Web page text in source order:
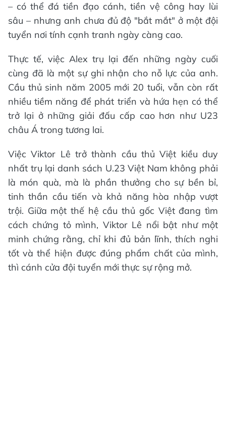
– có thể đá tiền đạo cánh, tiền vệ công hay lùi
sâu – nhưng anh chưa đủ độ "bắt mắt" ở một đội
tuyển nơi tính cạnh tranh ngày càng cao.
Thực tế, việc Alex trụ lại đến những ngày cuối
cùng đã là một sự ghi nhận cho nỗ lực của anh.
Cầu thủ sinh năm 2005 mới 20 tuổi, vẫn còn rất
nhiều tiềm năng để phát triển và hứa hẹn có thể
trở lại ở những giải đấu cấp cao hơn như U23
châu Á trong tương lai.
Việc Viktor Lê trở thành cầu thủ Việt kiều duy
nhất trụ lại danh sách U.23 Việt Nam không phải
là món quà, mà là phần thưởng cho sự bền bỉ,
tinh thần cầu tiến và khả năng hòa nhập vượt
trội. Giữa một thế hệ cầu thủ gốc Việt đang tìm
cách chứng tỏ mình, Viktor Lê nổi bật như một
minh chứng rằng, chỉ khi đủ bản lĩnh, thích nghi
tốt và thể hiện được đúng phẩm chất của mình,
thì cánh cửa đội tuyển mới thực sự rộng mở.